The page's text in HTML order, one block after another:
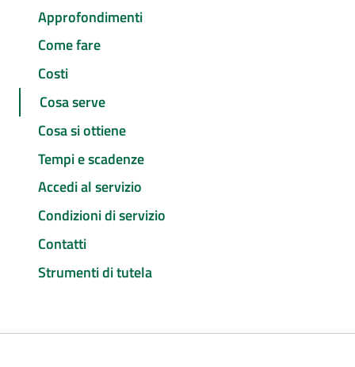
Approfondimenti
Come fare
Costi
Cosa serve
Cosa si ottiene
Tempi e scadenze
Accedi al servizio
Condizioni di servizio
Contatti
Strumenti di tutela